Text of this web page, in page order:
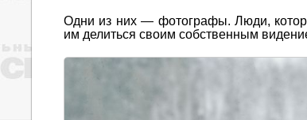
Одни из них — фотографы. Люди,
им делиться своим собственным